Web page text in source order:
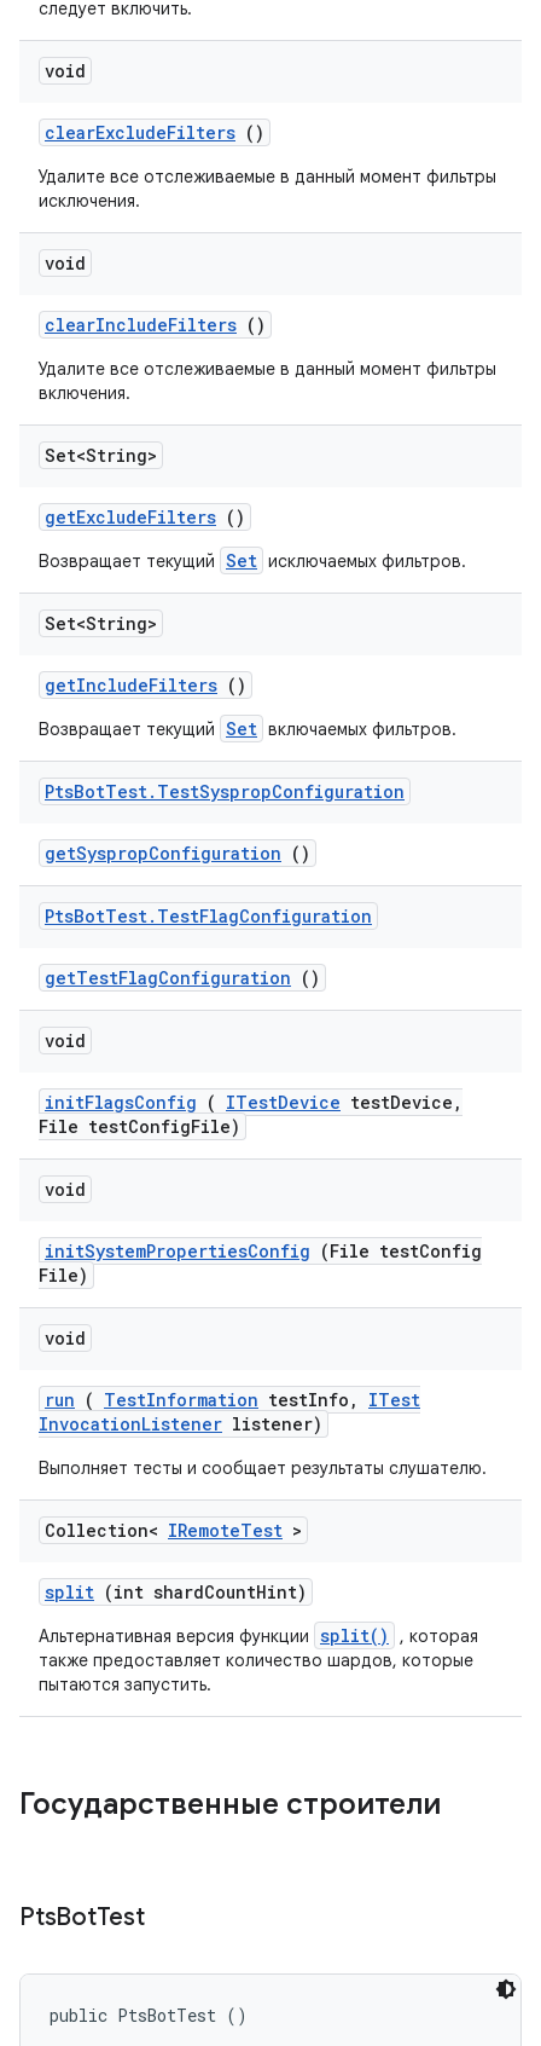
следует включить.
void
clearExcludeFilters ()
Удалите все отслеживаемые в данный момент фильтры
исключения.
void
clearIncludeFilters ()
Удалите все отслеживаемые в данный момент фильтры
включения.
Set<String>
getExcludeFilters ()
Возвращает текущий Set исключаемых фильтров.
Set<String>
getIncludeFilters ()
Возвращает текущий Set включаемых фильтров.
PtsBotTest. TestSyspropConfiguration
getSyspropConfiguration ()
PtsBotTest. TestFlagConfiguration
getTestFlagConfiguration ()
void
initFlagsConfig ( ITestDevice testDevice ,
File testConfigFile)
void
initSystemPropertiesConfig (File testConfig
File)
void
run ( TestInformation testInfo ,
ITest
InvocationListener listener)
Выполняет тесты и сообщает результаты слушателю.
Collection< IRemoteTest >
split (int shardCountHint)
Альтернативная версия функции split()
, которая
также предоставляет количество шардов, которые
пытаются запустить.
Государственные строители
PtsBotTest
public PtsBotTest ()